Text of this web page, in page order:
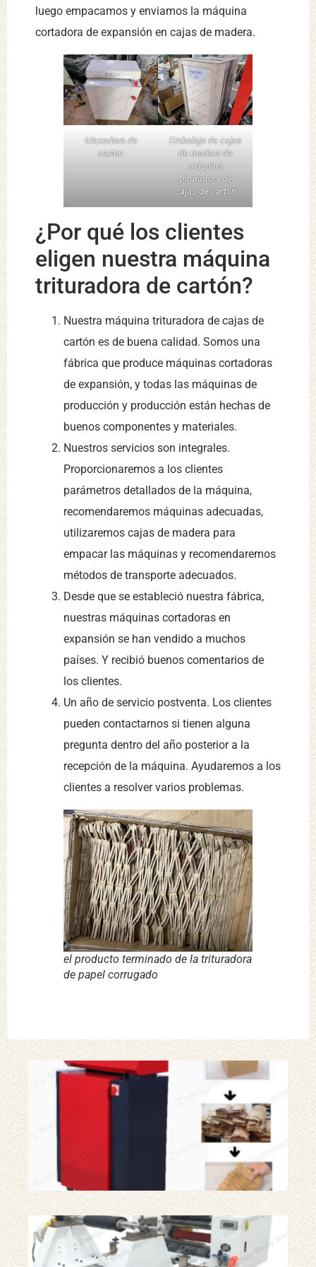
luego empacamos y enviamos la máquina
cortadora de expansión en cajas de madera.
trituradora de
carton
Embalaje de cajas
de madera de
máquina
trituradora de
cajas de cartón
¿Por qué los clientes
eligen nuestra máquina
trituradora de cartón?
Nuestra máquina trituradora de cajas de
cartón es de buena calidad. Somos una
fábrica que produce máquinas cortadoras
de expansión, y todas las máquinas de
producción y producción están hechas de
buenos componentes y materiales.
Nuestros servicios son integrales.
Proporcionaremos a los clientes
parámetros detallados de la máquina,
recomendaremos máquinas adecuadas,
utilizaremos cajas de madera para
empacar las máquinas y recomendaremos
métodos de transporte adecuados.
Desde que se estableció nuestra fábrica,
nuestras máquinas cortadoras en
expansión se han vendido a muchos
países. Y recibió buenos comentarios de
los clientes.
Un año de servicio postventa. Los clientes
pueden contactarnos si tienen alguna
pregunta dentro del año posterior a la
recepción de la máquina. Ayudaremos a los
clientes a resolver varios problemas.
el producto terminado de la trituradora
de papel corrugado
425